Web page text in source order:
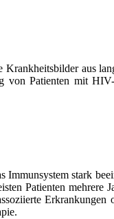
Krankheitsbilder aus
von Patienten mit
Immunsystem stark
Patienten mehrere